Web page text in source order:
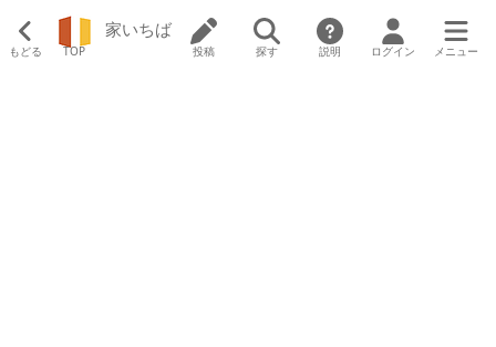
もどる TOP
家いちば
投稿 探す 説明 ログイン メニュー